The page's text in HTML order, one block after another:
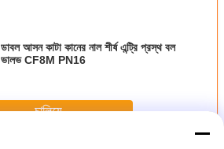
ডাবল আসন কাটা কানের নাল শীর্ষ এন্ট্রি প্রস্থ বল
ভালভ CF8M PN16
চালিয়ে